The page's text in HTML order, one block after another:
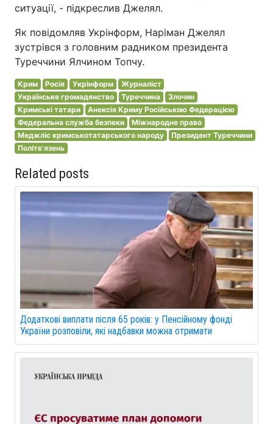
ситуації, - підкреслив Джелял.
Як повідомляв Укрінформ, Наріман Джелял
зустрівся з головним радником президента
Туреччини Ялчином Топчу.
Крим Росія Укрінформ
Журналіст
Українське громадянство
Туреччина
Злочин
Кримські татари
Анексія Криму Російською Федерацією
Федеральна служба безпеки
Міжнародне право
Меджліс кримськотатарського народу
Президент Туреччини
Політв'язень
Related posts
Додаткові виплати після 65 років: у Пенсійному фонді
України розповіли, які надбавки можна отримати